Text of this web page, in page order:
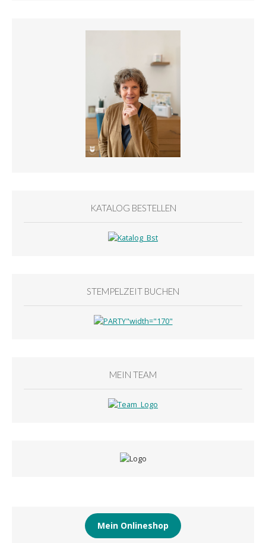
KATALOG BESTELLEN
STEMPELZEIT BUCHEN
MEIN TEAM
Mein Onlineshop